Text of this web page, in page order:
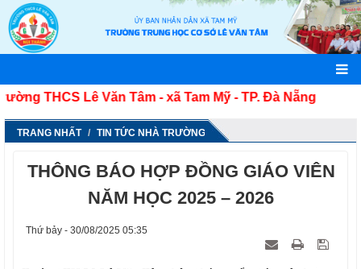
THCS Lê Văn Tâm - xã Tam Mỹ - TP. Đà Nẵng
TRANG NHẤT TIN TỨC NHÀ TRƯỜNG
THÔNG BÁO HỢP ĐỒNG GIÁO VIÊN
NĂM HỌC 2025 – 2026
Thứ bảy - 30/08/2025 05:35